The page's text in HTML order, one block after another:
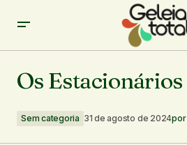
Os Estacionários
Sem categoria 31 de agosto de 2024por